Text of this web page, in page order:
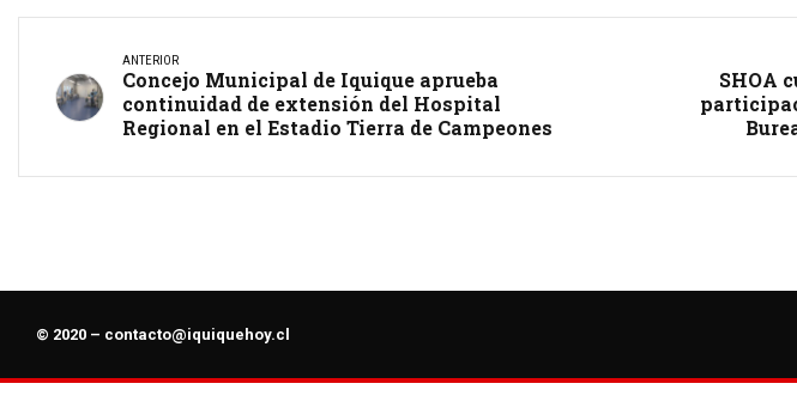
ANTERIOR
Concejo Municipal de Iquique aprueba
continuidad de extensión del Hospital
Regional en el Estadio Tierra de Campeones
SHOA
© 2020 – contacto@iquiquehoy.cl